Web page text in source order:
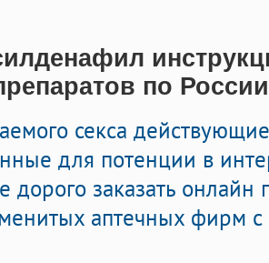
по России
секса
для потенции в
дорого заказать онлайн
аптечных фирм с